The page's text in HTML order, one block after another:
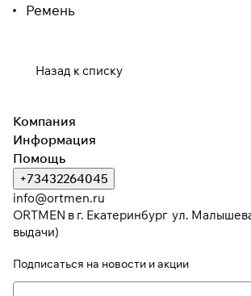
Ремень
Назад к списку
Компания
Информация
Помощь
+73432264045
info@ortmen.ru
ORTMEN в г. Екатеринбург ул.
выдачи)
Подписаться на новости и акции